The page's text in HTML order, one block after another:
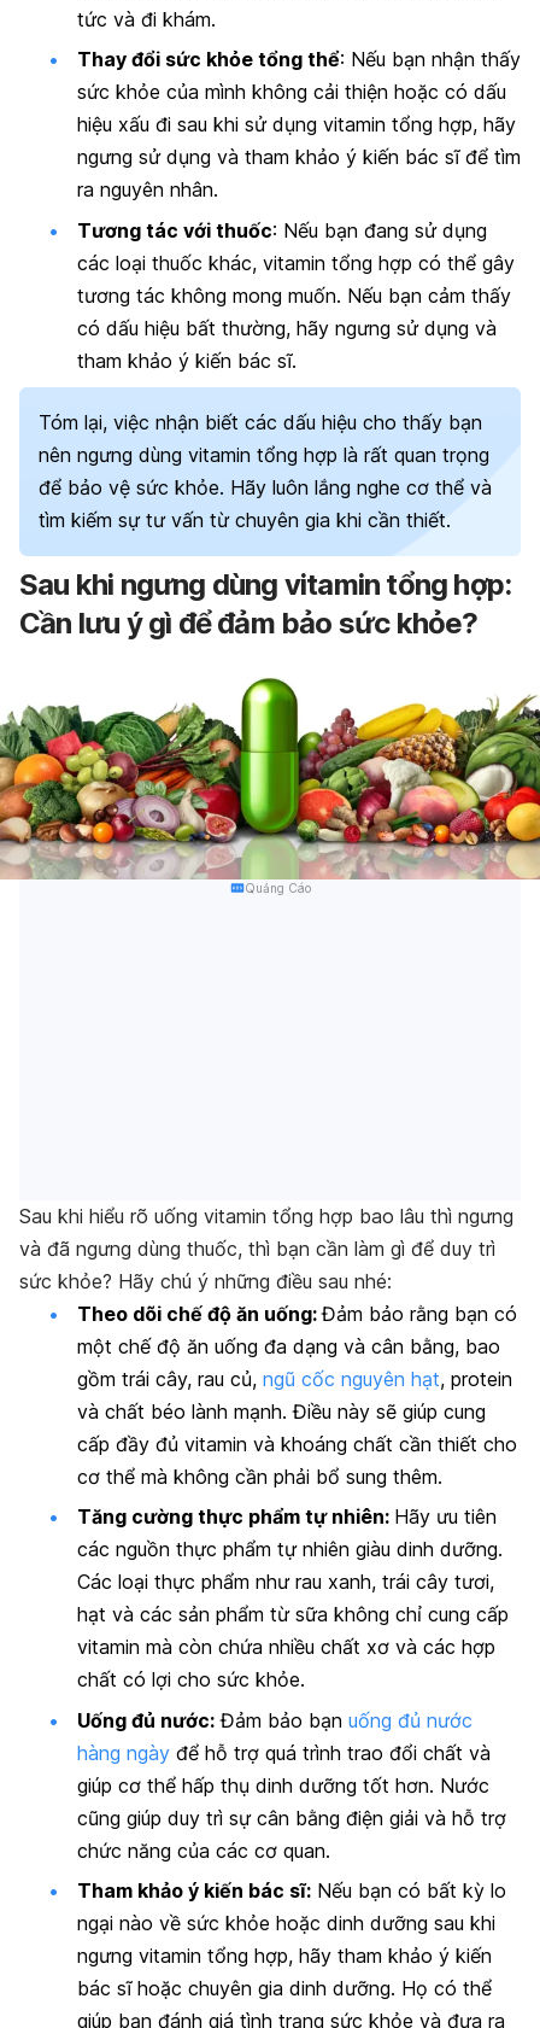
tức và đi khám.
Thay đổi sức khỏe tổng thể: Nếu bạn nhận thấy
sức khỏe của mình không cải thiện hoặc có dấu
hiệu xấu đi sau khi sử dụng vitamin tổng hợp, hãy
ngưng sử dụng và tham khảo ý kiến bác sĩ để tìm
ra nguyên nhân.
Tương tác với thuốc: Nếu bạn đang sử dụng
các loại thuốc khác, vitamin tổng hợp có thể gây
tương tác không mong muốn. Nếu bạn cảm thấy
có dấu hiệu bất thường, hãy ngưng sử dụng và
tham khảo ý kiến bác sĩ.
Tóm lại, việc nhận biết các dấu hiệu cho thấy bạn
nên ngưng dùng vitamin tổng hợp là rất quan trọng
để bảo vệ sức khỏe. Hãy luôn lắng nghe cơ thể và
tìm kiếm sự tư vấn từ chuyên gia khi cần thiết.
Sau khi ngưng dùng vitamin tổng hợp:
Cần lưu ý gì để đảm bảo sức khỏe?
Quảng Cáo
Sau khi hiểu rõ uống vitamin tổng hợp bao lâu thì ngưng
và đã ngưng dùng thuốc, thì bạn cần làm gì để duy trì
sức khỏe? Hãy chú ý những điều sau nhé:
Theo dõi chế độ ăn uống:Đảm bảo rằng bạn có
một chế độ ăn uống đa dạng và cân bằng, bao
gồm trái cây, rau củ, ngũ cốc nguyên hạt, protein
và chất béo lành mạnh. Điều này sẽ giúp cung
cấp đầy đủ vitamin và khoáng chất cần thiết cho
cơ thể mà không cần phải bổ sung thêm.
Tăng cường thực phẩm tự nhiên: Hãy ưu tiên
các nguồn thực phẩm tự nhiên giàu dinh dưỡng.
Các loại thực phẩm như rau xanh, trái cây tươi,
hạt và các sản phẩm từ sữa không chỉ cung cấp
vitamin mà còn chứa nhiều chất xơ và các hợp
chất có lợi cho sức khỏe.
Uống đủ nước: Đảm bảo bạn uống đủ nước
hàng ngày để hỗ trợ quá trình trao đổi chất và
giúp cơ thể hấp thụ dinh dưỡng tốt hơn. Nước
cũng giúp duy trì sự cân bằng điện giải và hỗ trợ
chức năng của các cơ quan.
Tham khảo ý kiến bác sĩ: Nếu bạn có bất kỳ lo
ngại nào về sức khỏe hoặc dinh dưỡng sau khi
ngưng vitamin tổng hợp, hãy tham khảo ý kiến
bác sĩ hoặc chuyên gia dinh dưỡng. Họ có thể
giúp bạn đánh giá tình trạng sức khỏe và đưa ra